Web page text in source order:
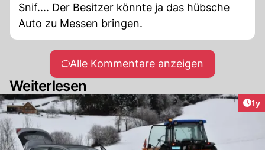
Snif.... Der Besitzer könnte ja das hübsche
Auto zu Messen bringen.
Alle Kommentare anzeigen
Weiterlesen
1y